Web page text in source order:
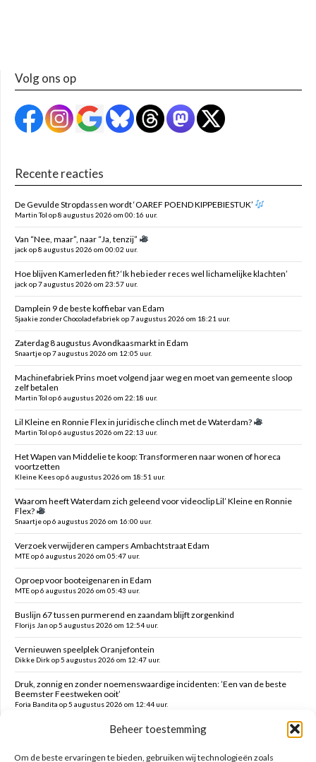
Beheer toestemming
Om de beste ervaringen te bieden, gebruiken wij technologieën zoals
Volg ons op
Recente reacties
De Gevulde Stropdassen wordt ‘OAREF POEND KIPPEBIESTUK’
Martin Tol op 8 augustus 2026 om 00:16 uur.
Van “Nee, maar”, naar “Ja, tenzij”
jack op 8 augustus 2026 om 00:02 uur.
Hoe blijven Kamerleden fit? ‘Ik heb ieder reces wel lichamelijke klachten’
jack op 7 augustus 2026 om 23:57 uur.
Damplein 9 de beste koffiebar van Edam
Sjaakie zonder Chocoladefabriek op 7 augustus 2026 om 18:21 uur.
Zaterdag 8 augustus Avondkaasmarkt in Edam
Snaartje op 7 augustus 2026 om 12:05 uur.
Machinefabriek Prins moet volgend jaar weg en moet van gemeente sloop
zelf betalen
Martin Tol op 6 augustus 2026 om 22:18 uur.
Lil Kleine en Ronnie Flex in juridische clinch met de Waterdam?
Martin Tol op 6 augustus 2026 om 22:13 uur.
Het Wapen van Middelie te koop: Transformeren naar wonen of horeca
voortzetten
Kleine Kees op 6 augustus 2026 om 18:51 uur.
Waarom heeft Waterdam zich geleend voor videoclip Lil’ Kleine en Ronnie
Flex?
Snaartje op 6 augustus 2026 om 16:00 uur.
Verzoek verwijderen campers Ambachtstraat Edam
MTE op 6 augustus 2026 om 05:47 uur.
Oproep voor booteigenaren in Edam
MTE op 6 augustus 2026 om 05:43 uur.
Buslijn 67 tussen purmerend en zaandam blijft zorgenkind
Florijs Jan op 5 augustus 2026 om 12:54 uur.
Vernieuwen speelplek Oranjefontein
Dikke Dirk op 5 augustus 2026 om 12:47 uur.
Druk, zonnig en zonder noemenswaardige incidenten: ’Een van de beste
Beemster Feestweken ooit’
Foria Bandita op 5 augustus 2026 om 12:44 uur.
Feesten tot in de late uurtjes en daarna vanmorgen met milde kater o.a.
hekken kaaltrekken, doeken vouwen en terrein schoonmaken